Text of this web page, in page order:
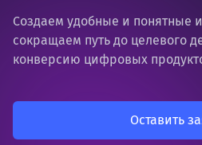
Создаем удобные и понятные
сокращаем путь до целевого
конверсию цифровых
Оставить